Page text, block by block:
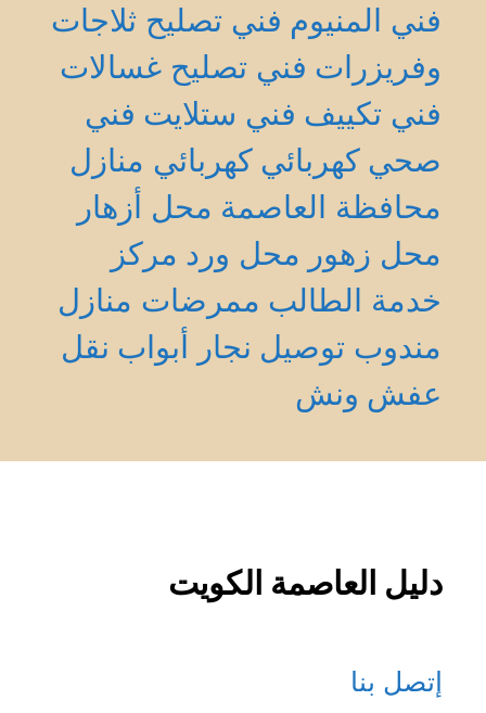
فني المنيوم فني تصليح ثلاجات
وفريزرات فني تصليح غسالات
فني تكييف فني ستلايت فني
صحي كهربائي كهربائي منازل
محافظة العاصمة محل أزهار
محل زهور محل ورد مركز
خدمة الطالب ممرضات منازل
مندوب توصيل نجار أبواب نقل
عفش ونش
دليل العاصمة الكويت
إتصل بنا